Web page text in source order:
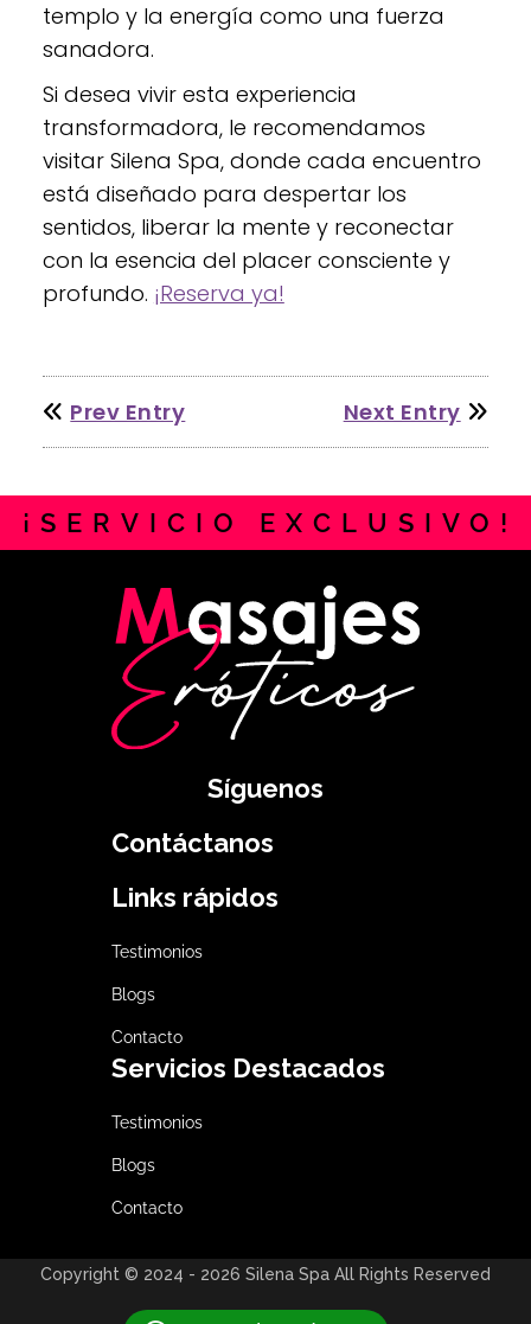
templo y la energía como una fuerza
sanadora.
Si desea vivir esta experiencia
transformadora, le recomendamos
visitar Silena Spa, donde cada encuentro
está diseñado para despertar los
sentidos, liberar la mente y reconectar
con la esencia del placer consciente y
profundo. ¡Reserva ya!
Prev Entry Next Entry
¡ S E R V I C I O E X C L U S I V O !
Síguenos
Contáctanos
Links rápidos
Testimonios
Blogs
Contacto
Servicios Destacados
Testimonios
Blogs
Contacto
Copyright © 2024 - 2026 Silena Spa All Rights Reserved